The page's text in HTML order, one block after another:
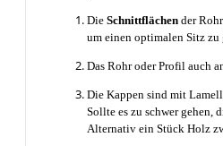
Die Schnittflächen der
um einen optimalen Sitz zu
Das Rohr oder Profil auch
Die Kappen sind mit
Sollte es zu schwer gehen,
Alternativ ein Stück Holz